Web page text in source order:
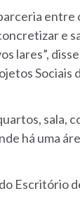
entre
e
lares”,
Sociais
sala,
há uma
Escritório